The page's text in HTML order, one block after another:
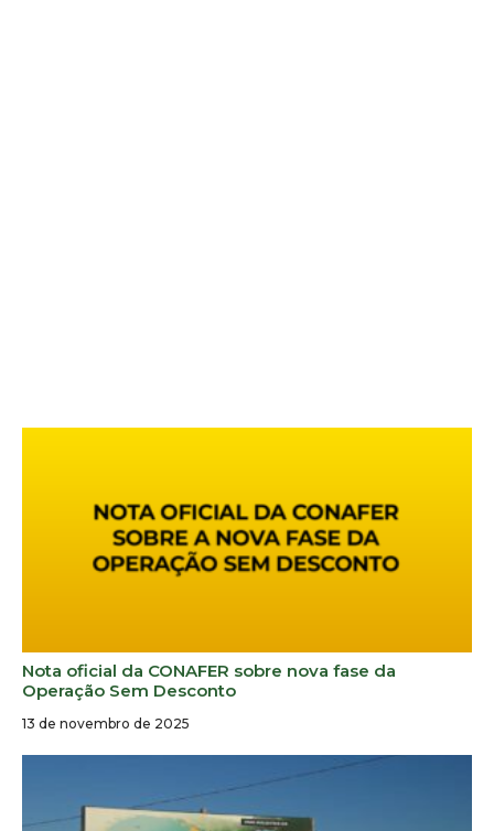
Nota oficial da CONAFER sobre nova fase da
Operação Sem Desconto
13 de novembro de 2025